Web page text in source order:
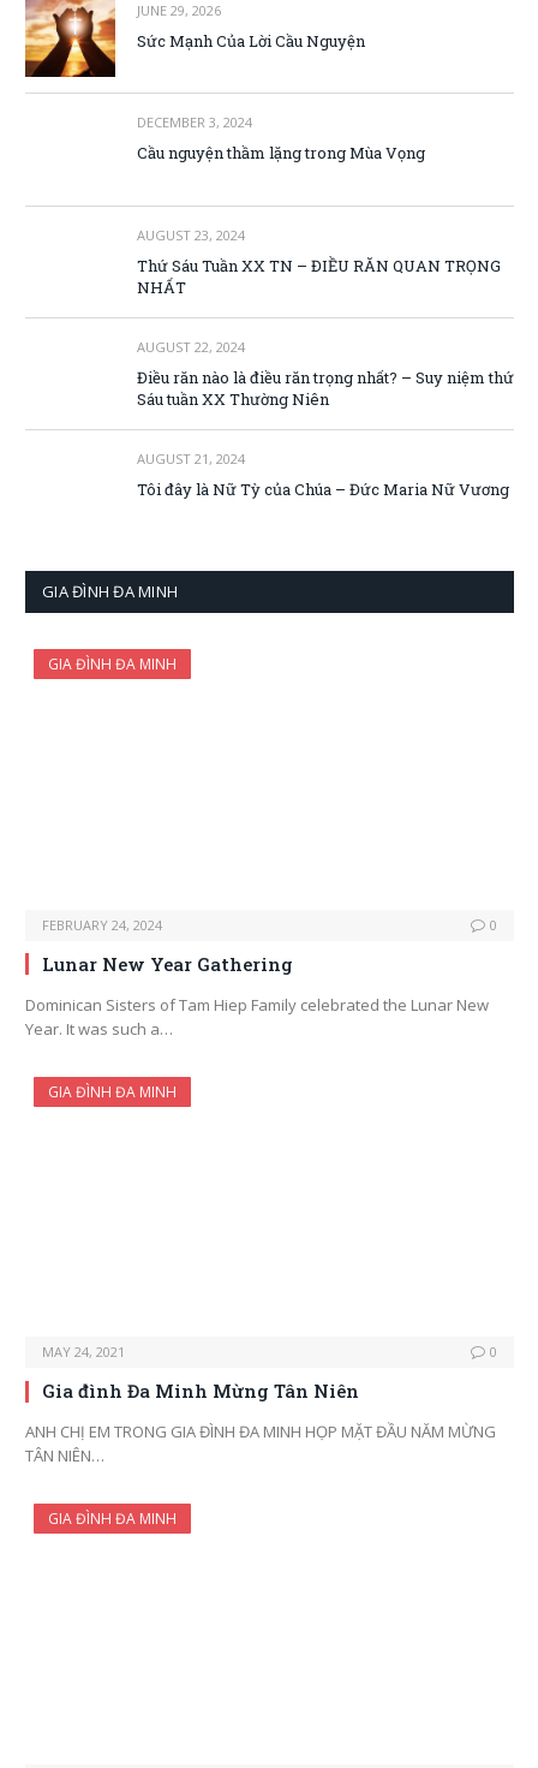
JUNE 29, 2026
Sức Mạnh Của Lời Cầu Nguyện
DECEMBER 3, 2024
Cầu nguyện thầm lặng trong Mùa Vọng
AUGUST 23, 2024
Thứ Sáu Tuần XX TN – ĐIỀU RĂN QUAN TRỌNG
NHẤT
AUGUST 22, 2024
Điều răn nào là điều răn trọng nhất? – Suy niệm thứ
Sáu tuần XX Thường Niên
AUGUST 21, 2024
Tôi đây là Nữ Tỳ của Chúa – Đức Maria Nữ Vương
GIA ĐÌNH ĐA MINH
GIA ĐÌNH ĐA MINH
FEBRUARY 24, 2024 0
Lunar New Year Gathering
Dominican Sisters of Tam Hiep Family celebrated the Lunar New
Year. It was such a…
GIA ĐÌNH ĐA MINH
MAY 24, 2021 0
Gia đình Đa Minh Mừng Tân Niên
ANH CHỊ EM TRONG GIA ĐÌNH ĐA MINH HỌP MẶT ĐẦU NĂM MỪNG
TÂN NIÊN…
GIA ĐÌNH ĐA MINH